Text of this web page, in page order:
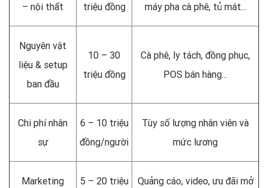
– nội thất
triệu đồng
máy pha cà phê, tủ mát...
Nguyên vật
liệu & setup
ban đầu
10 – 30
triệu đồng
Cà phê, ly tách, đồng phục,
POS bán hàng...
Chi phí nhân
sự
6 – 10 triệu
đồng/người
Tùy số lượng nhân viên và
mức lương
Marketing
5 – 20 triệu
Quảng cáo, video, ưu đãi mở